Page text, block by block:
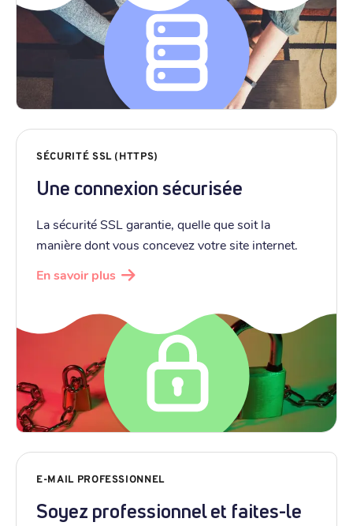
SÉCURITÉ SSL (HTTPS)
Une connexion sécurisée
La sécurité SSL garantie, quelle que soit la
manière dont vous concevez votre site internet.
En savoir plus
E-MAIL PROFESSIONNEL
Soyez professionnel et faites-le